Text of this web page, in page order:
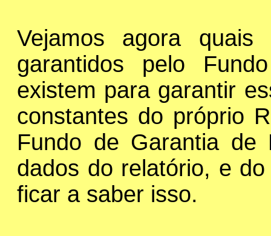
Vejamos agora
garantidos pelo
existem para garantir
constantes do próprio
Fundo de Garantia de
dados do relatório, e
ficar a saber isso.